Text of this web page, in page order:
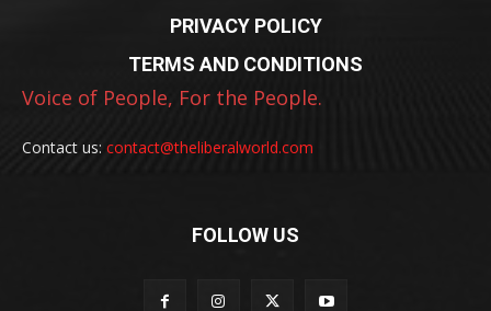
PRIVACY POLICY
TERMS AND CONDITIONS
Voice of People, For the People.
Contact us: contact@theliberalworld.com
FOLLOW US